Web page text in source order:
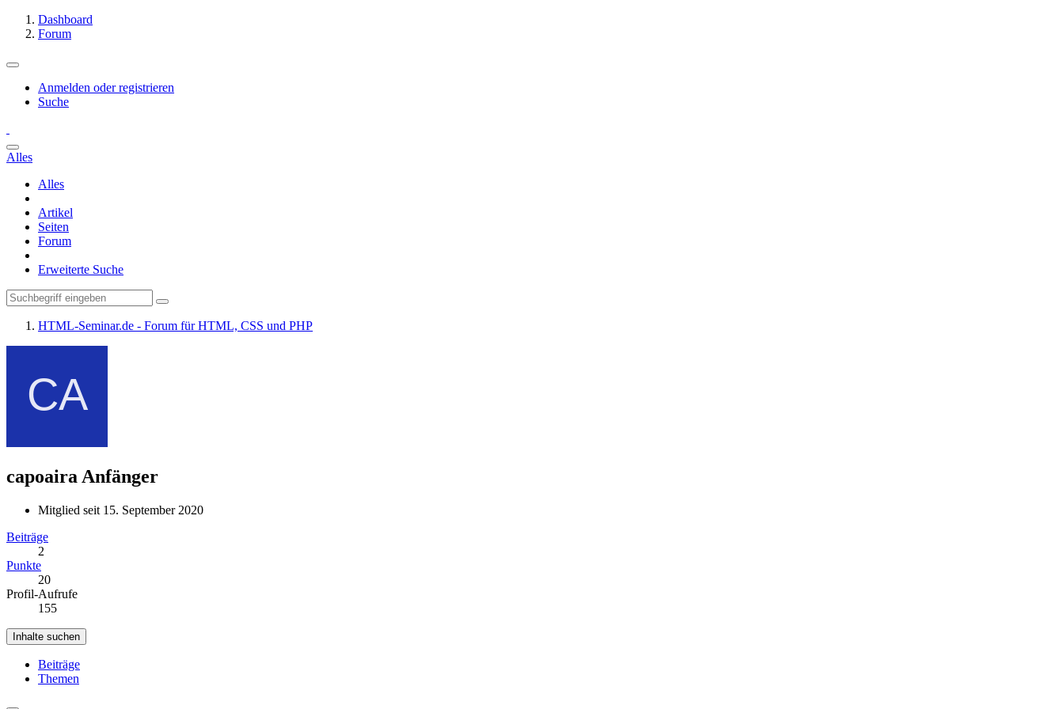
Dashboard
Forum
Anmelden oder registrieren
Suche
Alles
Alles
Artikel
Seiten
Forum
Erweiterte Suche
HTML-Seminar.de - Forum für HTML, CSS und PHP
capoaira Anfänger
Mitglied seit 15. September 2020
Beiträge
2
Punkte
20
Profil-Aufrufe
155
Inhalte suchen
Beiträge
Themen